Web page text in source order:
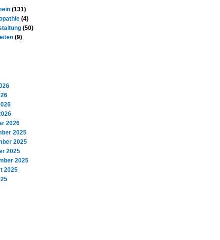
(131)
(4)
(50)
(9)
2026
2025
2025
2025
2025
2025